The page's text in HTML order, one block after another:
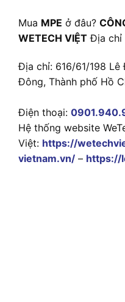
Mua MPE ở đâu?
WETECH VIỆT Địa chỉ
Địa chỉ: 616/61/198
Đông, Thành phố Hồ
Điện thoại:
Hệ thống website
Việt: https://
vietnam.vn/ – https://